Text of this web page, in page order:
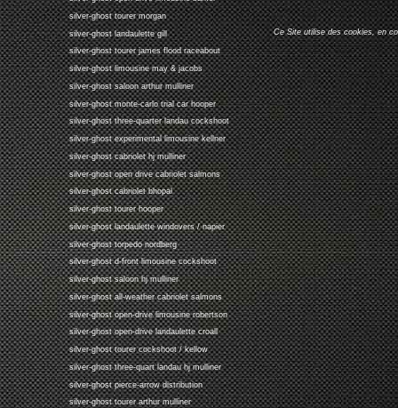
silver-ghost tourer morgan
silver-ghost landaulette gill
silver-ghost tourer james flood raceabout
silver-ghost limousine may & jacobs
silver-ghost saloon arthur mulliner
silver-ghost monte-carlo trial car hooper
silver-ghost three-quarter landau cockshoot
silver-ghost experimental limousine kellner
silver-ghost cabriolet hj mulliner
silver-ghost open drive cabriolet salmons
silver-ghost cabriolet bhopal
silver-ghost tourer hooper
silver-ghost landaulette windovers / napier
silver-ghost torpedo nordberg
silver-ghost d-front limousine cockshoot
silver-ghost saloon hj mulliner
silver-ghost all-weather cabriolet salmons
silver-ghost open-drive limousine robertson
silver-ghost open-drive landaulette croall
silver-ghost tourer cockshoot / kellow
silver-ghost three-quart landau hj mulliner
silver-ghost pierce-arrow distribution
silver-ghost tourer arthur mulliner
Ce Site utilise des cookies, en